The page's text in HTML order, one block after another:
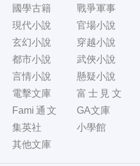
國學古籍
戰爭軍事
現代小說
官場小說
玄幻小說
穿越小說
都市小說
武俠小說
言情小說
懸疑小說
電擊文庫
富士見文
庫
Fami通文
庫
GA文庫
集英社
小學館
其他文庫